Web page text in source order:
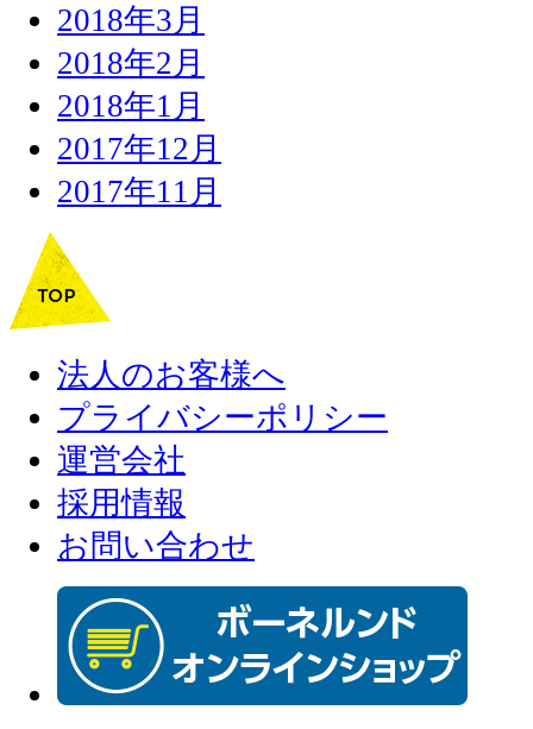
2018年3月
2018年2月
2018年1月
2017年12月
2017年11月
法人のお客様へ
プライバシーポリシー
運営会社
採用情報
お問い合わせ